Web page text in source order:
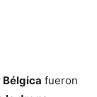
Bélgica fueron